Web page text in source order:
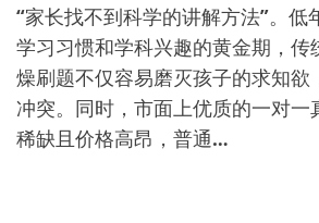
“家长找不到科学的讲解方法”。低
学习习惯和学科兴趣的黄金期，传
燥刷题不仅容易磨灭孩子的求知欲
冲突。同时，市面上优质的一对一
稀缺且价格高昂，普通…